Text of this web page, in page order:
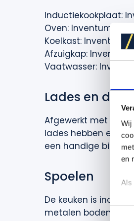
Wij
en
Als
Inductiekookplaat:
Oven: Inventum
Koelkast: Inventum
Afzuigkap: Inventum
Vaatwasser:
Lades en
Afgewerkt met
lades hebben een
een handige
Spoelen
De keuken is i
metalen